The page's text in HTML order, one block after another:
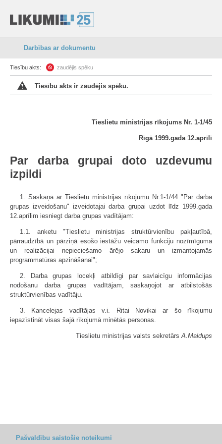
Darbības ar dokumentu
Tiesību akts: zaudējis spēku
Tiesību akts ir zaudējis spēku.
Tieslietu ministrijas rīkojums Nr. 1-1/45
Rīgā 1999.gada 12.aprīlī
Par darba grupai doto uzdevumu
izpildi
1. Saskaņā ar Tieslietu ministrijas rīkojumu Nr.1-1/44 "Par darba
grupas izveidošanu" izveidotajai darba grupai uzdot līdz 1999.gada
12.aprīlim iesniegt darba grupas vadītājam:
1.1. anketu "Tieslietu ministrijas struktūrvienību pakļautībā,
pārraudzībā un pārziņā esošo iestāžu veicamo funkciju nozīmīguma
un realizācijai nepieciešamo ārējo sakaru un izmantojamās
programmatūras apzināšanai";
2. Darba grupas locekļi atbildīgi par savlaicīgu informācijas
nodošanu darba grupas vadītājam, saskaņojot ar atbilstošās
struktūrvienības vadītāju.
3. Kancelejas vadītājas v.i. Ritai Novikai ar šo rīkojumu
iepazīstināt visas šajā rīkojumā minētās personas.
Tieslietu ministrijas valsts sekretārsA.Maldups
Pašvaldību saistošie noteikumi